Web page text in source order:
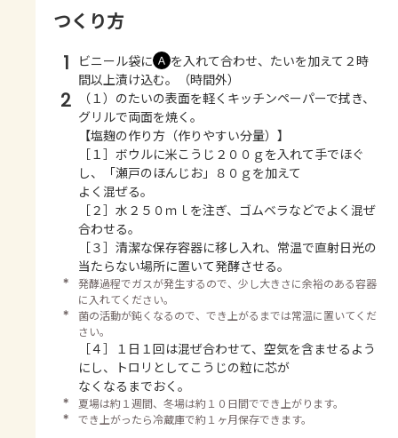
つくり方
1 ビニール袋に Ａ を入れて合わせ、たいを加えて２時
間以上漬け込む。（時間外）
2
（１）のたいの表面を軽くキッチンペーパーで拭き、
グリルで両面を焼く。
【塩麹の作り方（作りやすい分量）】
［１］ボウルに米こうじ２００ｇを入れて手でほぐ
し、「瀬戸のほんじお」８０ｇを加えて
よく混ぜる。
［２］水２５０ｍｌを注ぎ、ゴムベラなどでよく混ぜ
合わせる。
［３］清潔な保存容器に移し入れ、常温で直射日光の
当たらない場所に置いて発酵させる。
＊
発酵過程でガスが発生するので、少し大きさに余裕のある容器
に入れてください。
＊
菌の活動が鈍くなるので、でき上がるまでは常温に置いてくだ
さい。
［４］１日１回は混ぜ合わせて、空気を含ませるよう
にし、トロリとしてこうじの粒に芯が
なくなるまでおく。
＊
夏場は約１週間、冬場は約１０日間ででき上がります。
＊
でき上がったら冷蔵庫で約１ヶ月保存できます。